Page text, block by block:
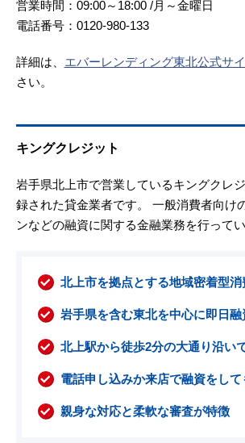
営業時間：09:00～18:00 /月～金曜日
電話番号：0120-980-133
詳細は、 エバーレンディング東北公式サ
さい。
キングクレジット
岩手県北上市で営業しているキングクレ
録された貸金業者です。 一般消費者向け
ンなどの融資に関する金融業務を行ってい
北上市を拠点とする地域密着型消
岩手県を含む東北を中心に即日
北上駅から徒歩2分の大通り沿い
電話申し込みか来店で融資をして
親身な対応と柔軟な審査が特徴